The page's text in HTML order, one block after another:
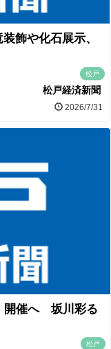
飾や化石展示、
松戸
松戸経済新聞
2026/7/31
開催へ 坂川彩る
松戸